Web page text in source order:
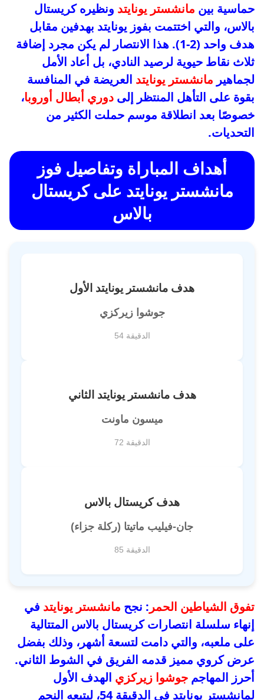
حماسية بين مانشستر يونايتد ونظيره كريستال
بالاس، والتي اختتمت بفوز يونايتد بهدفين مقابل
هدف واحد (2-1). هذا الانتصار لم يكن مجرد إضافة
ثلاث نقاط حيوية لرصيد النادي، بل أعاد الأمل
لجماهير مانشستر يونايتد العريضة في المنافسة
بقوة على التأهل المنتظر إلى دوري أبطال أوروبا،
خصوصًا بعد انطلاقة موسم حملت الكثير من
التحديات.
أهداف المباراة وتفاصيل فوز
مانشستر يونايتد على كريستال
بالاس
هدف مانشستر يونايتد الأول
جوشوا زيركزي
الدقيقة 54
هدف مانشستر يونايتد الثاني
ميسون ماونت
الدقيقة 72
هدف كريستال بالاس
جان-فيليب ماتيتا (ركلة جزاء)
الدقيقة 85
تفوق الشياطين الحمر : نجح مانشستر يونايتد في
إنهاء سلسلة انتصارات كريستال بالاس المتتالية
على ملعبه، والتي دامت لتسعة أشهر، وذلك بفضل
عرض كروي مميز قدمه الفريق في الشوط الثاني.
أحرز المهاجم جوشوا زيركزي الهدف الأول
لمانشستر يونايتد في الدقيقة 54، ليتبعه النجم